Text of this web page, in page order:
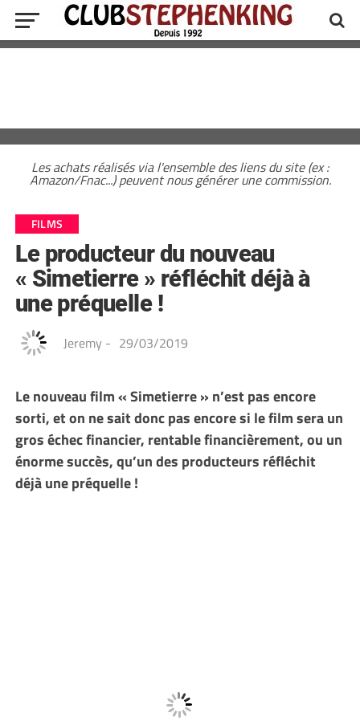
Les achats réalisés via l'ensemble des liens du site (ex :
Amazon/Fnac...) peuvent nous générer une commission.
FILMS
Le producteur du nouveau
« Simetierre » réfléchit déjà à
une préquelle !
Jeremy - 29/03/2019
Le nouveau film « Simetierre » n’est pas encore
sorti, et on ne sait donc pas encore si le film sera un
gros échec financier, rentable financièrement, ou un
énorme succès, qu’un des producteurs réfléchit
déjà une préquelle !